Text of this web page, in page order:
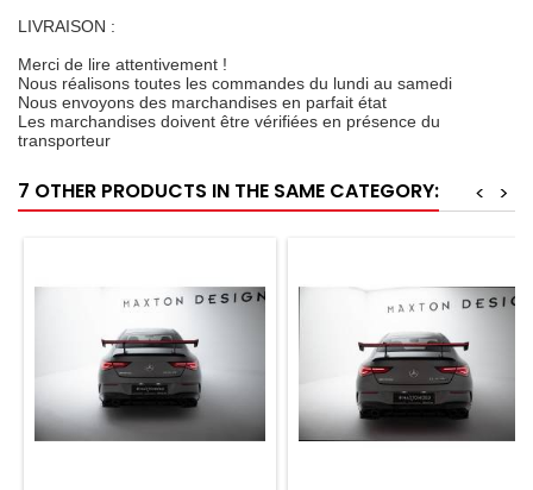
LIVRAISON :
Merci de lire attentivement !
Nous réalisons toutes les commandes du lundi au samedi
Nous envoyons des marchandises en parfait état
Les marchandises doivent être vérifiées en présence du
transporteur
7 OTHER PRODUCTS IN THE SAME CATEGORY: >
<